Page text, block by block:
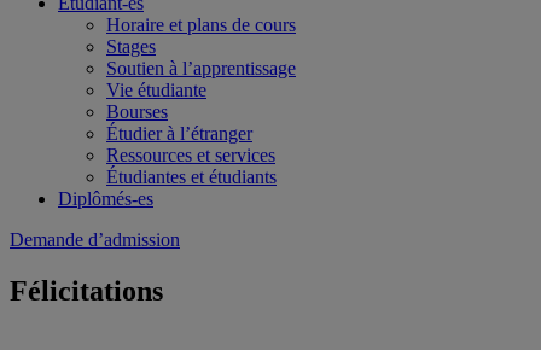
Horaire et plans de cours
Stages
Soutien à l’apprentissage
Vie étudiante
Bourses
Étudier à l’étranger
Ressources et services
Étudiantes et étudiants
Diplômés-es
Demande d’admission
Félicitations